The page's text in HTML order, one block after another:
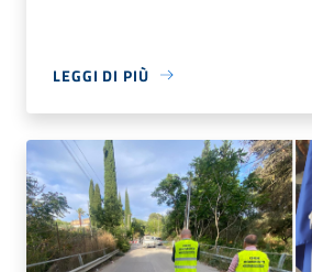
LEGGI DI PIÙ